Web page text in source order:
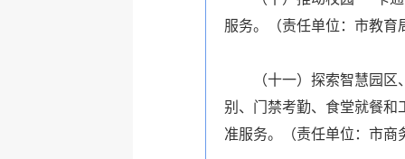
服务。（责任单位：市教育
（十一）探索智慧园
别、门禁考勤、食堂就餐和
准服务。（责任单位：市商